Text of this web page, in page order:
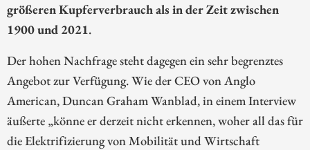
größeren Kupferverbrauch als in der Zeit zwischen
1900 und 2021.
Der hohen Nachfrage steht dagegen ein sehr begrenztes
Angebot zur Verfügung. Wie der CEO von Anglo
American, Duncan Graham Wanblad, in einem Interview
äußerte „könne er derzeit nicht erkennen, woher all das für
die Elektrifizierung von Mobilität und Wirtschaft